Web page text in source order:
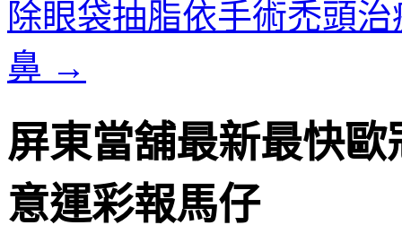
除眼袋抽脂依手術禿頭
鼻 →
屏東當舖最新最快
意運彩報馬仔